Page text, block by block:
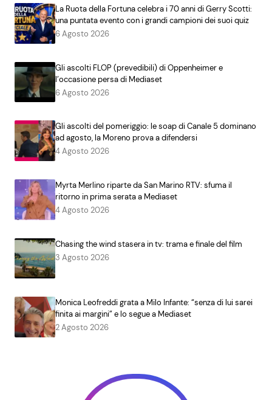
La Ruota della Fortuna celebra i 70 anni di Gerry Scotti:
una puntata evento con i grandi campioni dei suoi quiz
6 Agosto 2026
Gli ascolti FLOP (prevedibili) di Oppenheimer e
l’occasione persa di Mediaset
6 Agosto 2026
Gli ascolti del pomeriggio: le soap di Canale 5 dominano
ad agosto, la Moreno prova a difendersi
4 Agosto 2026
Myrta Merlino riparte da San Marino RTV: sfuma il
ritorno in prima serata a Mediaset
4 Agosto 2026
Chasing the wind stasera in tv: trama e finale del film
3 Agosto 2026
Monica Leofreddi grata a Milo Infante: “senza di lui sarei
finita ai margini” e lo segue a Mediaset
2 Agosto 2026